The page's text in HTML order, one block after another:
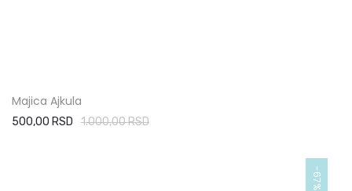
Majica Ajkula
500,00 RSD 1.000,00 RSD
-67%